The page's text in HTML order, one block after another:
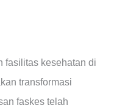
fasilitas kesehatan di
transformasi
faskes telah